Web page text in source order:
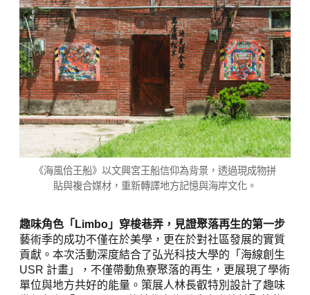
《海風佮王船》以文興宮王船信仰為背景，透過現成物拼
貼與複合媒材，重新轉譯地方記憶與海岸文化。
藝術季的成功不僅在於美學，更在於對社區發展的實質
貢獻。本次活動深度結合了弘光科技大學的「海線創生
USR 計畫」，不僅帶動魚寮聚落的再生，更展現了學術
單位與地方共好的能量。策展人林長叡特別設計了趣味
幾何角色「Limbo」，將其化身為引路人穿梭於聚落巷